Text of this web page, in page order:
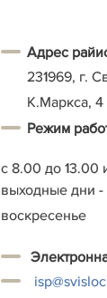
Адрес
231969, г.
К.Маркса, 4
Режим
с 8.00 до 13.00
выходные дни -
воскресенье